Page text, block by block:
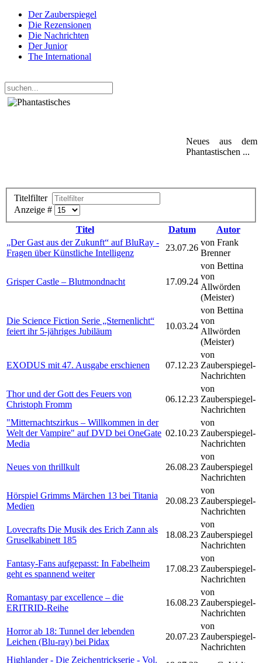
Der Zauberspiegel
Die Rezensionen
Die Nachrichten
Der Junior
The International
Neues aus dem
Phantastischen ...
Titelfilter
Anzeige #
Titel
Datum
Autor
„Der Gast aus der Zukunft“ auf BluRay -
Fragen über Künstliche Intelligenz
23.07.26
von Frank
Brenner
Grisper Castle – Blutmondnacht 17.09.24
von Bettina
von
Allwörden
(Meister)
Die Science Fiction Serie „Sternenlicht“
feiert ihr 5-jähriges Jubiläum
10.03.24
von Bettina
von
Allwörden
(Meister)
EXODUS mit 47. Ausgabe erschienen 07.12.23
von
Zauberspiegel-
Nachrichten
Thor und der Gott des Feuers von
Christoph Fromm
06.12.23
von
Zauberspiegel-
Nachrichten
"Mitternachtszirkus – Willkommen in der
Welt der Vampire" auf DVD bei OneGate
Media
02.10.23
von
Zauberspiegel-
Nachrichten
Neues von thrillkult 26.08.23
von
Zauberspiegel
Nachrichten
Hörspiel Grimms Märchen 13 bei Titania
Medien
20.08.23
von
Zauberspiegel-
Nachrichten
Lovecrafts Die Musik des Erich Zann als
Gruselkabinett 185
18.08.23
von
Zauberspiegel
Nachrichten
Fantasy-Fans aufgepasst: In Fabelheim
geht es spannend weiter
17.08.23
von
Zauberspiegel-
Nachrichten
Romantasy par excellence – die
ERITRID-Reihe
16.08.23
von
Zauberspiegel-
Nachrichten
Horror ab 18: Tunnel der lebenden
Leichen (Blu-ray) bei Pidax
20.07.23
von
Zauberspiegel-
Nachrichten
Highlander - Die Zeichentrickserie - Vol.